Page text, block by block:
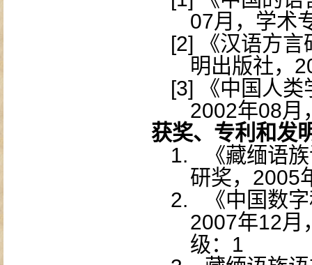
07月，学术
[2]
《汉语方
明出版社，
[3]
《中国人
2002年08月
获奖、专利和发
1.
《藏缅语
研奖， 2005
2.
《中国数
2007年12月
级： 1